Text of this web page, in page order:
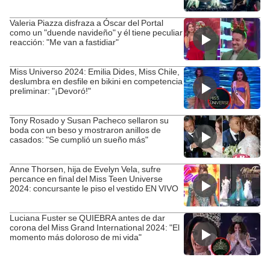
Valeria Piazza disfraza a Óscar del Portal
como un "duende navideño" y él tiene peculiar
reacción: "Me van a fastidiar"
Miss Universo 2024: Emilia Dides, Miss Chile,
deslumbra en desfile en bikini en competencia
preliminar: "¡Devoró!"
Tony Rosado y Susan Pacheco sellaron su
boda con un beso y mostraron anillos de
casados: "Se cumplió un sueño más"
Anne Thorsen, hija de Evelyn Vela, sufre
percance en final del Miss Teen Universe
2024: concursante le piso el vestido EN VIVO
Luciana Fuster se QUIEBRA antes de dar
corona del Miss Grand International 2024: "El
momento más doloroso de mi vida"